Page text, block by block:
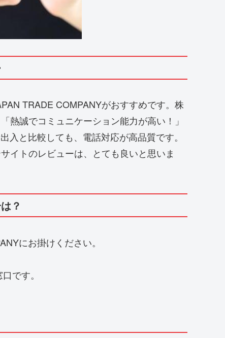
TRADE COMPANYがおすすめです。株
熱誠でコミュニケーション能力が高い！」
入と比較しても、電話対応が高品質です。
イトのレビューは、とても良いと思いま
？
にお掛けください。
です。